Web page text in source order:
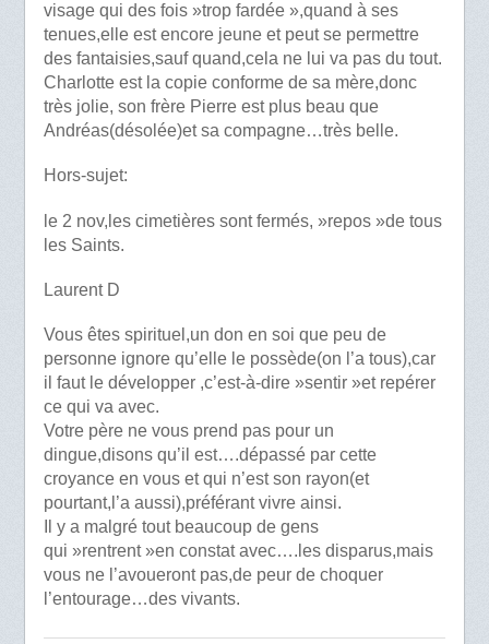
visage qui des fois »trop fardée »,quand à ses
tenues,elle est encore jeune et peut se permettre
des fantaisies,sauf quand,cela ne lui va pas du tout.
Charlotte est la copie conforme de sa mère,donc
très jolie, son frère Pierre est plus beau que
Andréas(désolée)et sa compagne…très belle.
Hors-sujet:
le 2 nov,les cimetières sont fermés, »repos »de tous
les Saints.
Laurent D
Vous êtes spirituel,un don en soi que peu de
personne ignore qu’elle le possède(on l’a tous),car
il faut le développer ,c’est-à-dire »sentir »et repérer
ce qui va avec.
Votre père ne vous prend pas pour un
dingue,disons qu’il est….dépassé par cette
croyance en vous et qui n’est son rayon(et
pourtant,l’a aussi),préférant vivre ainsi.
Il y a malgré tout beaucoup de gens
qui »rentrent »en constat avec….les disparus,mais
vous ne l’avoueront pas,de peur de choquer
l’entourage…des vivants.